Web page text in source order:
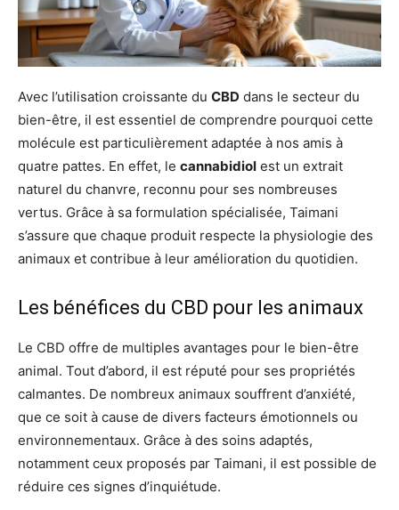
Avec l’utilisation croissante du CBD dans le secteur du
bien-être, il est essentiel de comprendre pourquoi cette
molécule est particulièrement adaptée à nos amis à
quatre pattes. En effet, le cannabidiol est un extrait
naturel du chanvre, reconnu pour ses nombreuses
vertus. Grâce à sa formulation spécialisée, Taimani
s’assure que chaque produit respecte la physiologie des
animaux et contribue à leur amélioration du quotidien.
Les bénéfices du CBD pour les animaux
Le CBD offre de multiples avantages pour le bien-être
animal. Tout d’abord, il est réputé pour ses propriétés
calmantes. De nombreux animaux souffrent d’anxiété,
que ce soit à cause de divers facteurs émotionnels ou
environnementaux. Grâce à des soins adaptés,
notamment ceux proposés par Taimani, il est possible de
réduire ces signes d’inquiétude.